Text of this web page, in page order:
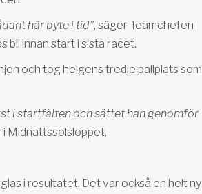
här byte i tid”, säger Teamchefen
bil innan start i sista racet.
och tog helgens tredje pallplats som
i startfälten och sättet han genomför
i Midnattssolsloppet.
i resultatet. Det var också en helt ny